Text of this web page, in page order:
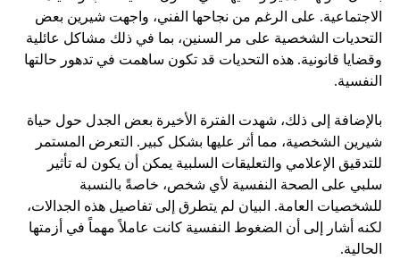
الاجتماعية. على الرغم من نجاحها الفني، واجهت شيرين بعض
التحديات الشخصية على مر السنين، بما في ذلك مشاكل عائلية
وقضايا قانونية. هذه التحديات قد تكون ساهمت في تدهور حالتها
النفسية.
بالإضافة إلى ذلك، شهدت الفترة الأخيرة بعض الجدل حول حياة
شيرين الشخصية، مما أثر عليها بشكل كبير. التعرض المستمر
للتدقيق الإعلامي والتعليقات السلبية يمكن أن يكون له تأثير
سلبي على الصحة النفسية لأي شخص، خاصةً بالنسبة
للشخصيات العامة. البيان لم يتطرق إلى تفاصيل هذه الجدالات،
لكنه أشار إلى أن الضغوط النفسية كانت عاملاً مهماً في أزمتها
الحالية.